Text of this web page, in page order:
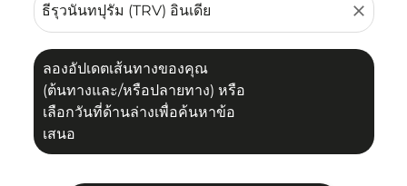
close
ลองอัปเดตเส้นทางของคุณ
(ต้นทางและ/หรือปลายทาง) หรือ
เลือกวันที่ด้านล่างเพื่อค้นหาข้อ
เสนอ